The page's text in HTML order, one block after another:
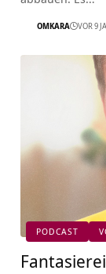
OMKARA VOR 9
PODCAST